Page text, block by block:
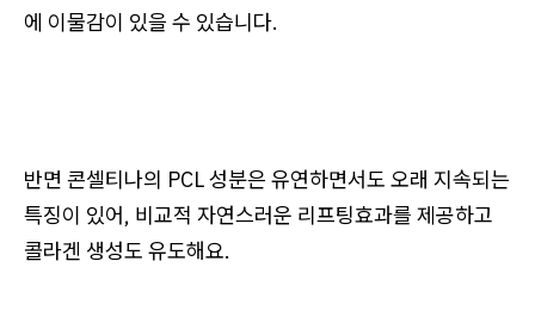
에 이물감이 있을 수 있습니다.
반면 콘셀티나의 PCL 성분은 유연하면서도 오래 지속되는
특징이 있어, 비교적 자연스러운 리프팅효과를 제공하고
콜라겐 생성도 유도해요.